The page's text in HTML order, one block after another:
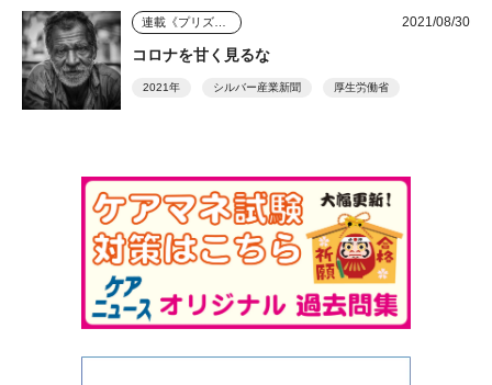
2021/08/30
コロナを甘く見るな
2021年 シルバー産業新聞 厚生労働省